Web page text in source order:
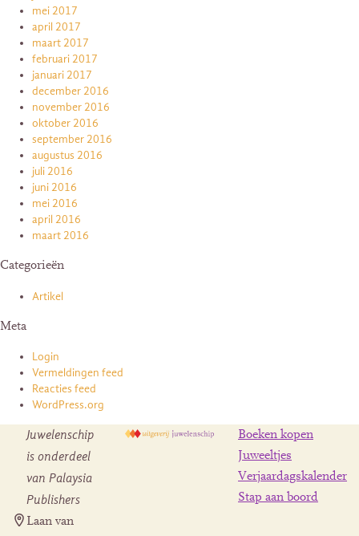
mei 2017
april 2017
maart 2017
februari 2017
januari 2017
december 2016
november 2016
oktober 2016
september 2016
augustus 2016
juli 2016
juni 2016
mei 2016
april 2016
maart 2016
Categorieën
Artikel
Meta
Login
Vermeldingen feed
Reacties feed
WordPress.org
Juwelenschip
is onderdeel
van Palaysia
Publishers
Laan van
Boeken kopen
Juweeltjes
Verjaardagskalender
Stap aan boord